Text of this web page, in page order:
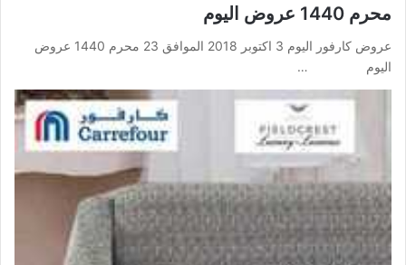
محرم 1440 عروض اليوم
عروض كارفور اليوم 3 اكتوبر 2018 الموافق 23 محرم 1440 عروض
اليوم …